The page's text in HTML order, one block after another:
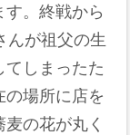
。終戦から
んが祖父の生
しまったた
場所に店を
の花が丸く